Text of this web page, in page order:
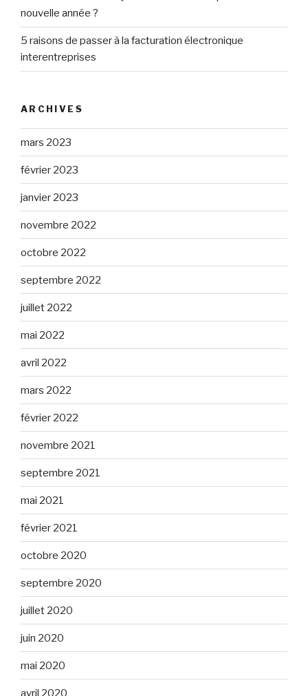
nouvelle année ?
5 raisons de passer à la facturation électronique
interentreprises
ARCHIVES
mars 2023
février 2023
janvier 2023
novembre 2022
octobre 2022
septembre 2022
juillet 2022
mai 2022
avril 2022
mars 2022
février 2022
novembre 2021
septembre 2021
mai 2021
février 2021
octobre 2020
septembre 2020
juillet 2020
juin 2020
mai 2020
avril 2020